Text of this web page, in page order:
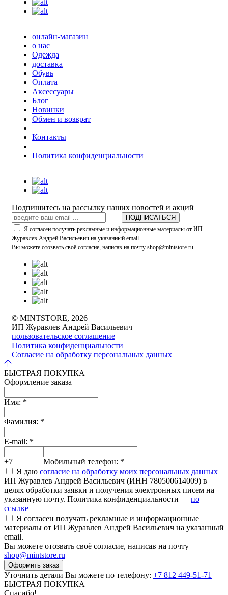
онлайн-магазин
о нас
Одежда
доставка
Обувь
Оплата
Аксессуары
Блог
Новинки
Обмен и возврат
Контакты
Политика конфиденциальности
Подпишитесь на рассылку наших новостей и акций
ПОДПИСАТЬСЯ
Я согласен получать рекламные и информационные материалы от ИП
Журавлев Андрей Васильевич на указанный email.
Вы можете отозвать своё согласие, написав на почту shop@mintstore.ru
© MINTSTORE, 2026
ИП Журавлев Андрей Васильевич
пользовательское соглашение
Политика конфиденциальности
Согласие на обработку персональных данных
БЫСТРАЯ ПОКУПКА
Оформление заказа
Имя: *
Фамилия: *
E-mail: *
+7 Мобильный телефон: *
Я даю согласие на обработку моих персональных данных
ИП Журавлев Андрей Васильевич (ИНН 780500614009) в
целях обработки заявки и получения электронных писем на
указанную почту. Политика конфиденциальности — по
ссылке
Я согласен получать рекламные и информационные
материалы от ИП Журавлев Андрей Васильевич на указанный
email.
Вы можете отозвать своё согласие, написав на почту
shop@mintstore.ru
Оформить заказ
Уточнить детали Вы можете по телефону: +7 812 449-51-71
БЫСТРАЯ ПОКУПКА